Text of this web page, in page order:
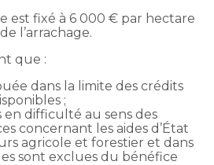
est fixé à 6 000 € par hectare
l’arrachage.
que :
dans la limite des crédits
;
en difficulté au sens des
concernant les aides d’État
agricole et forestier et dans
sont exclues du bénéfice